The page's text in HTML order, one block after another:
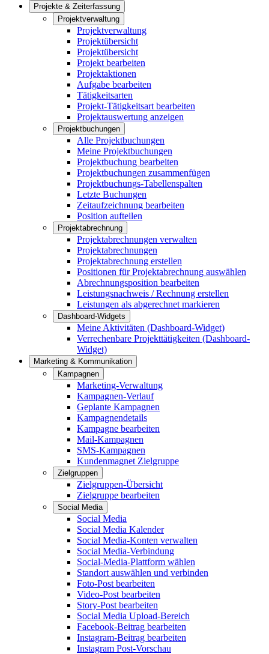
Projekte & Zeiterfassung
Projektverwaltung
Projektverwaltung
Projektübersicht
Projektübersicht
Projekt bearbeiten
Projektaktionen
Aufgabe bearbeiten
Tätigkeitsarten
Projekt-Tätigkeitsart bearbeiten
Projektauswertung anzeigen
Projektbuchungen
Alle Projektbuchungen
Meine Projektbuchungen
Projektbuchung bearbeiten
Projektbuchungen zusammenfügen
Projektbuchungs-Tabellenspalten
Letzte Buchungen
Zeitaufzeichnung bearbeiten
Position aufteilen
Projektabrechnung
Projektabrechnungen verwalten
Projektabrechnungen
Projektabrechnung erstellen
Positionen für Projektabrechnung auswählen
Abrechnungsposition bearbeiten
Leistungsnachweis / Rechnung erstellen
Leistungen als abgerechnet markieren
Dashboard-Widgets
Meine Aktivitäten (Dashboard-Widget)
Verrechenbare Projekttätigkeiten (Dashboard-
Widget)
Marketing & Kommunikation
Kampagnen
Marketing-Verwaltung
Kampagnen-Verlauf
Geplante Kampagnen
Kampagnendetails
Kampagne bearbeiten
Mail-Kampagnen
SMS-Kampagnen
Kundenmagnet Zielgruppe
Zielgruppen
Zielgruppen-Übersicht
Zielgruppe bearbeiten
Social Media
Social Media
Social Media Kalender
Social Media-Konten verwalten
Social Media-Verbindung
Social-Media-Plattform wählen
Standort auswählen und verbinden
Foto-Post bearbeiten
Video-Post bearbeiten
Story-Post bearbeiten
Social Media Upload-Bereich
Facebook-Beitrag bearbeiten
Instagram-Beitrag bearbeiten
Instagram Post-Vorschau